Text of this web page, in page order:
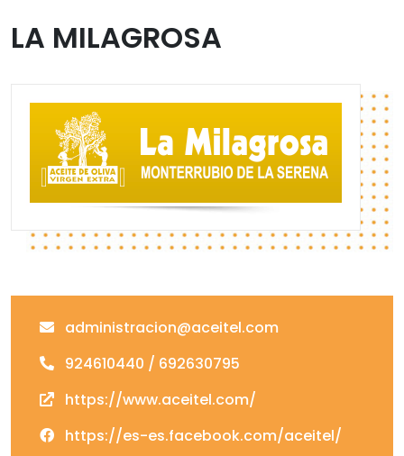
LA MILAGROSA
administracion@aceitel.com
924610440 / 692630795
https://www.aceitel.com/
https://es-es.facebook.com/aceitel/